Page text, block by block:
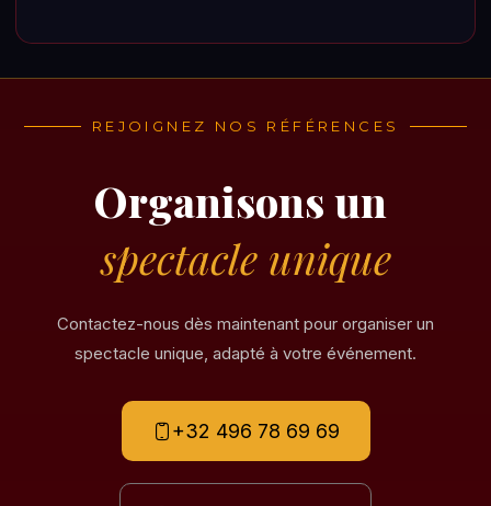
REJOIGNEZ NOS RÉFÉRENCES
Organisons un
spectacle unique
Contactez-nous dès maintenant pour organiser un
spectacle unique, adapté à votre événement.
+32 496 78 69 69